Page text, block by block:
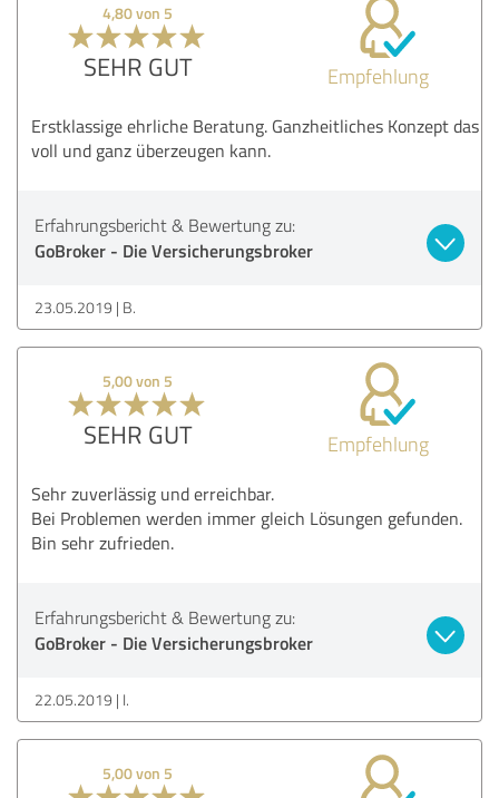
4,80 von 5
SEHR GUT Empfehlung
Erstklassige ehrliche Beratung. Ganzheitliches Konzept das
voll und ganz überzeugen kann.
Erfahrungsbericht & Bewertung zu:
GoBroker - Die Versicherungsbroker
23.05.2019 B.
5,00 von 5
SEHR GUT Empfehlung
Sehr zuverlässig und erreichbar.
Bei Problemen werden immer gleich Lösungen gefunden.
Bin sehr zufrieden.
Erfahrungsbericht & Bewertung zu:
GoBroker - Die Versicherungsbroker
22.05.2019 I.
5,00 von 5